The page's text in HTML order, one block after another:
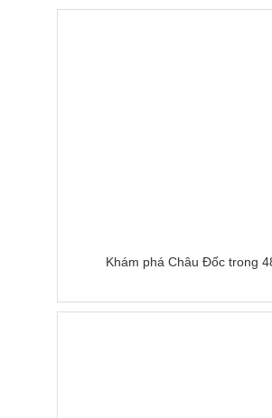
Khám phá Châu Đốc trong